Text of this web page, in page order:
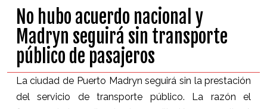
No hubo acuerdo nacional y
Madryn seguirá sin transporte
público de pasajeros
La ciudad de Puerto Madryn seguirá sin la prestación
del servicio de transporte público. La razón el